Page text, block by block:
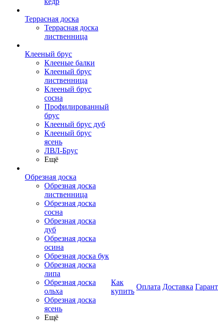
Террасная доска
Террасная доска
лиственница
Клееный брус
Клееные балки
Клееный брус
лиственница
Клееный брус
сосна
Профилированный
брус
Клееный брус дуб
Клееный брус
ясень
ЛВЛ-Брус
Ещё
Обрезная доска
Обрезная доска
лиственница
Обрезная доска
сосна
Обрезная доска
дуб
Обрезная доска
осина
Обрезная доска бук
Обрезная доска
липа
Обрезная доска
ольха
Обрезная доска
ясень
Ещё
Как
купить
Оплата Доставка